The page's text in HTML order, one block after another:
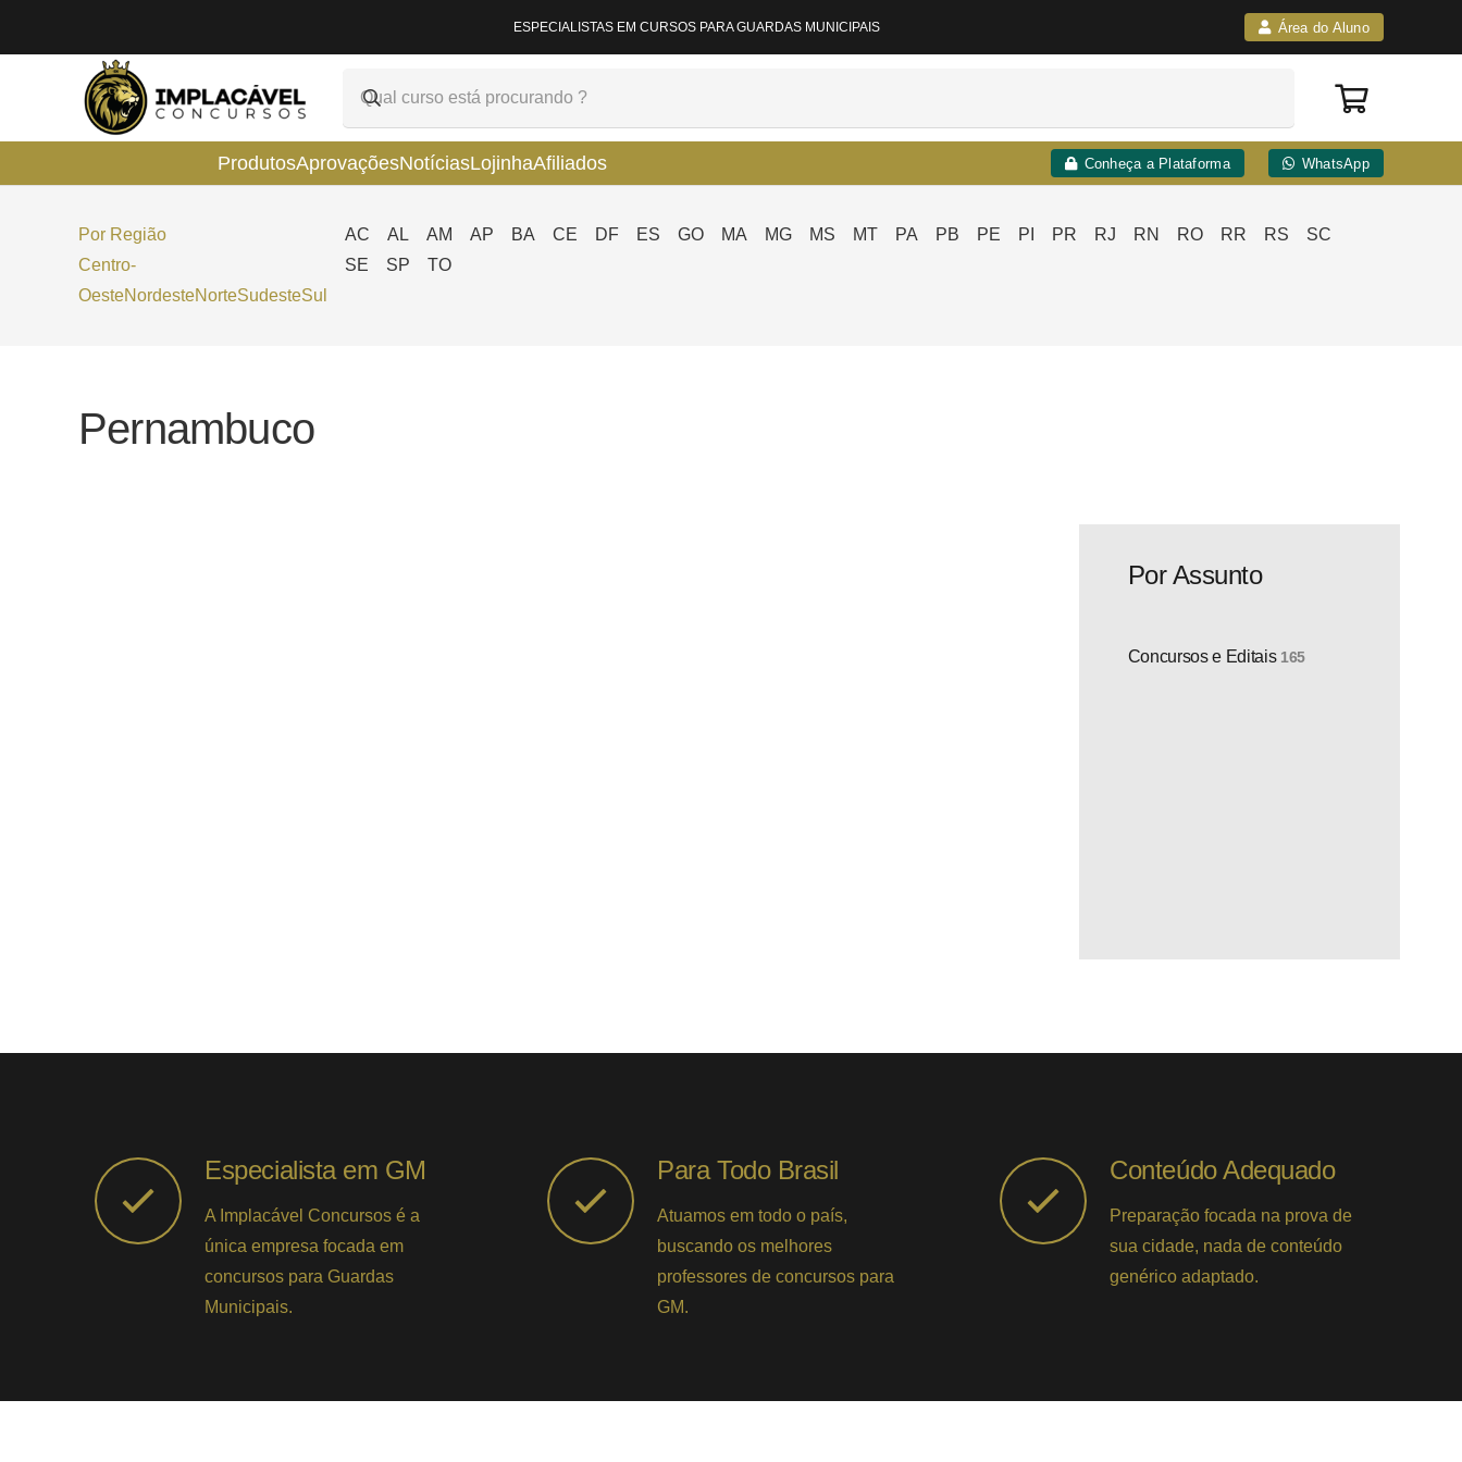
ESPECIALISTAS EM CURSOS PARA GUARDAS MUNICIPAIS Área do Aluno
ProdutosAprovaçõesNotíciasLojinhaAfiliados Conheça a Plataforma WhatsApp
Por Região
Centro-
OesteNordesteNorteSudesteSul
AC AL AM AP BA CE DF ES GO MA MG MS MT PA PB PE PI PR RJ RN RO RR RS
SC
SE
SP TO
Pernambuco
Por Assunto
Concursos e Editais 165
Especialista em GM
A Implacável Concursos é a
única empresa focada em
concursos para Guardas
Municipais.
Para Todo Brasil
Atuamos em todo o país,
buscando os melhores
professores de concursos para
GM.
Conteúdo Adequado
Preparação focada na prova de
sua cidade, nada de conteúdo
genérico adaptado.